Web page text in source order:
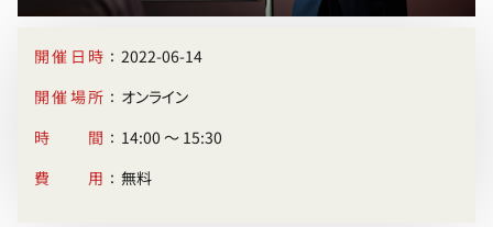
開催日時 : 2022-06-14
開催場所 : オンライン
時間 : 14:00 〜 15:30
費用 : 無料